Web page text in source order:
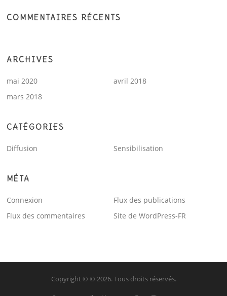
COMMENTAIRES RÉCENTS
ARCHIVES
mai 2020
avril 2018
mars 2018
CATÉGORIES
Diffusion Sensibilisation
MÉTA
Connexion
Flux des publications
Flux des commentaires
Site de WordPress-FR
Copyright © © 2026. Tous droits réservés.